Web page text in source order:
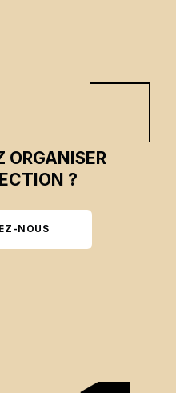
ORGANISER
?
NOUS